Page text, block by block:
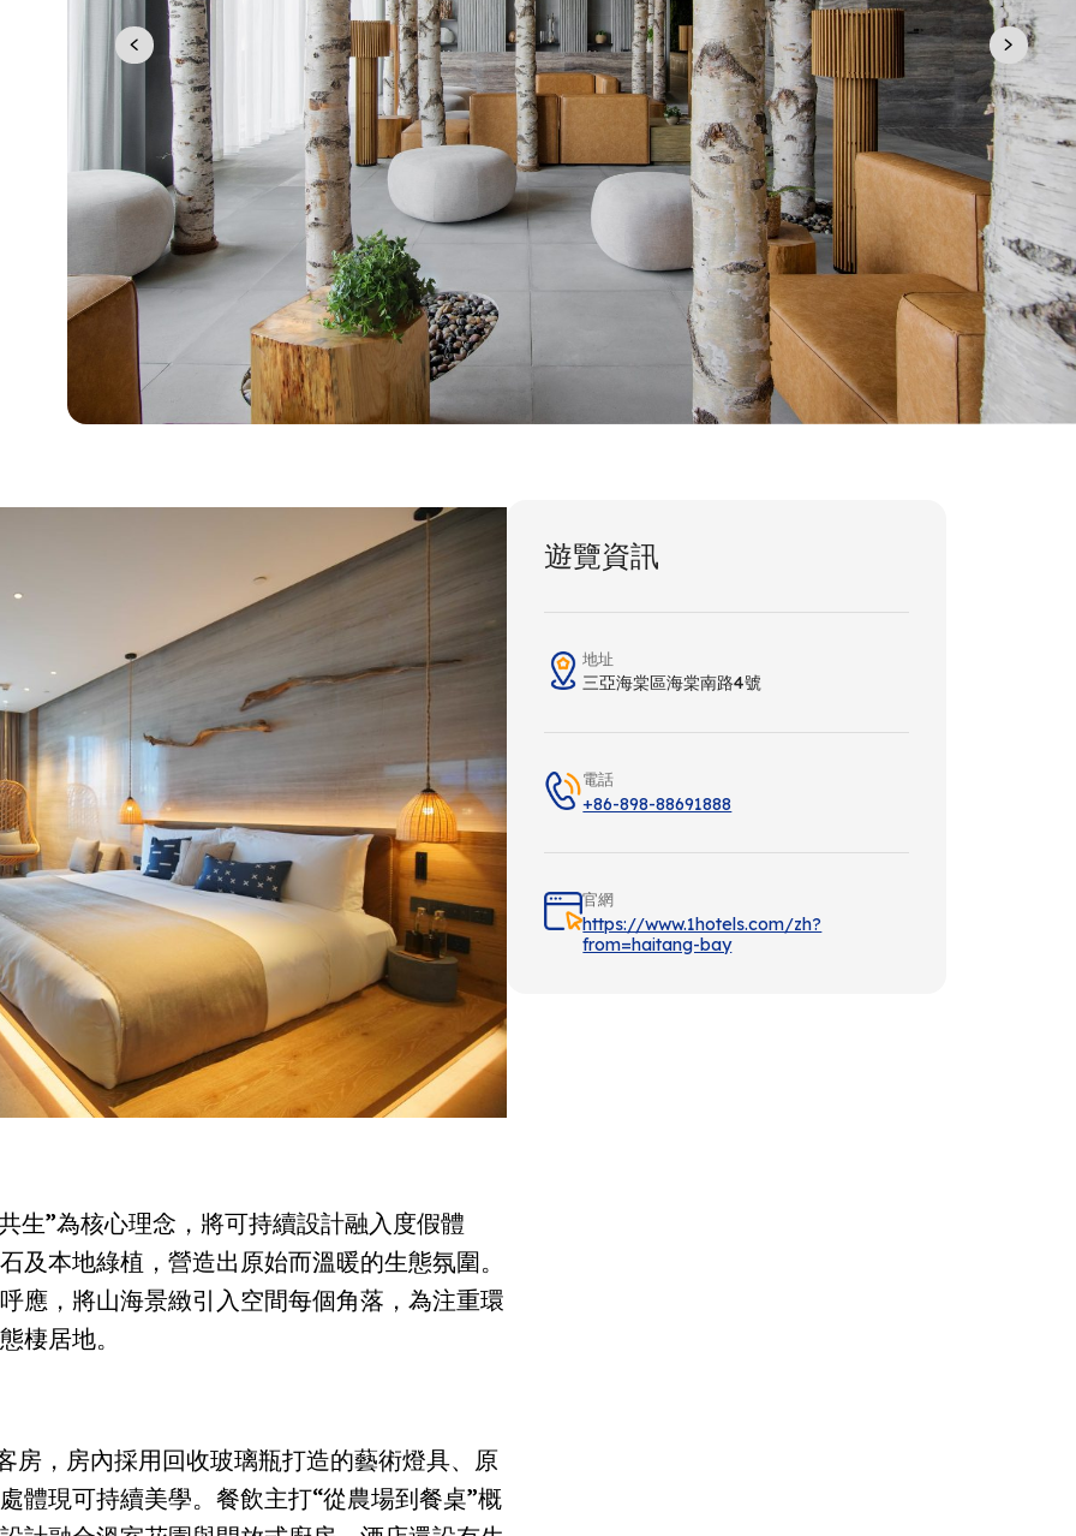
生”為核心理念，將可持續設計融入度假體
及本地綠植，營造出原始而溫暖的生態氛圍。
應，將山海景緻引入空間每個角落，為注重環
棲居地。
房，房內採用回收玻璃瓶打造的藝術燈具、原
體現可持續美學。餐飲主打“從農場到餐桌”概
遊覽資訊
地址
三亞海棠區海棠南路4號
電話
+86-898-88691888
官網
https://www.1hotels.com/zh?
from=haitang-bay